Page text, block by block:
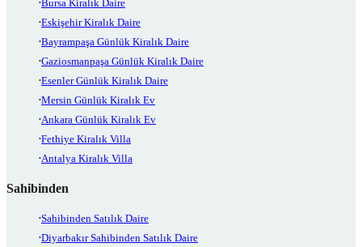
Bursa Kiralık Daire
Eskişehir Kiralık Daire
Bayrampaşa Günlük Kiralık Daire
Gaziosmanpaşa Günlük Kiralık Daire
Esenler Günlük Kiralık Daire
Mersin Günlük Kiralık Ev
Ankara Günlük Kiralık Ev
Fethiye Kiralık Villa
Antalya Kiralık Villa
Sahibinden
Sahibinden Satılık Daire
Diyarbakır Sahibinden Satılık Daire